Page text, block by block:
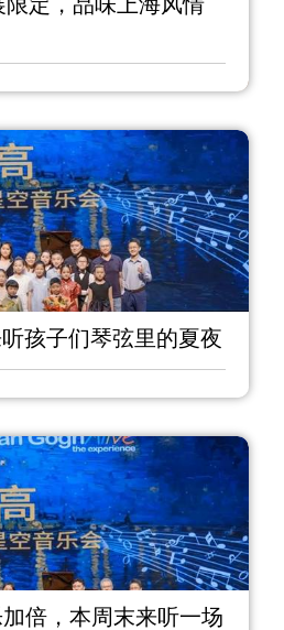
孩子们琴弦里的夏夜
倍，本周末来听一场